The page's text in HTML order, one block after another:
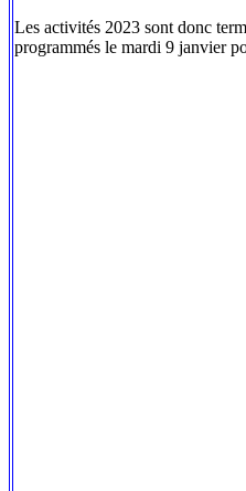
Les activités 2023 sont donc
programmés le mardi 9 janvier